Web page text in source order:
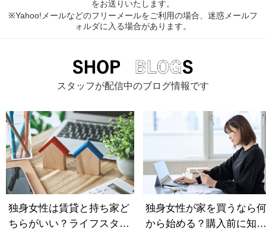
をお送りいたします。
※Yahoo!メールなどのフリーメールをご利用の場合、迷惑メールフ
ォルダに入る場合があります。
スタッフが配信中のブログ情報です